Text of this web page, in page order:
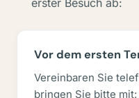
erster Besuch ab:
Vor dem ersten
Vereinbaren Sie
bringen Sie bitte mit: